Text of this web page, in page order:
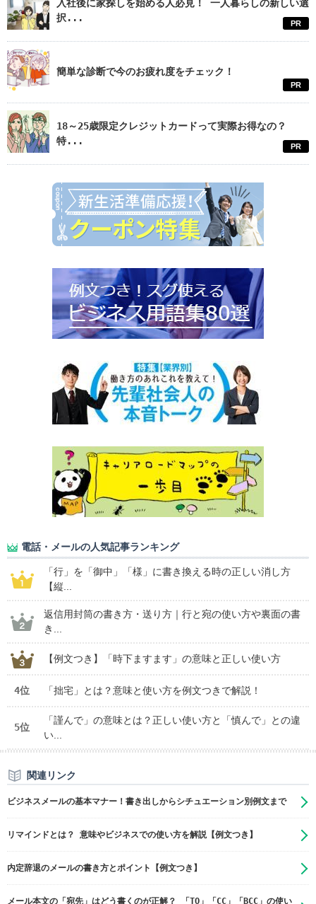
入社後に家探しを始める人必見！ 一人暮らしの新しい選
択...
PR
簡単な診断で今のお疲れ度をチェック！
PR
18～25歳限定クレジットカードって実際お得なの？
特...
PR
電話・メールの人気記事ランキング
「行」を「御中」「様」に書き換える時の正しい消し方
【縦...
返信用封筒の書き方・送り方｜行と宛の使い方や裏面の書
き...
【例文つき】「時下ますます」の意味と正しい使い方
4位 「拙宅」とは？意味と使い方を例文つきで解説！
5位
「謹んで」の意味とは？正しい使い方と「慎んで」との違
い...
関連リンク
ビジネスメールの基本マナー！書き出しからシチュエーション別例文まで
リマインドとは？ 意味やビジネスでの使い方を解説【例文つき】
内定辞退のメールの書き方とポイント【例文つき】
メール本文の「宛先」はどう書くのが正解？ 「TO」「CC」「BCC」の使い